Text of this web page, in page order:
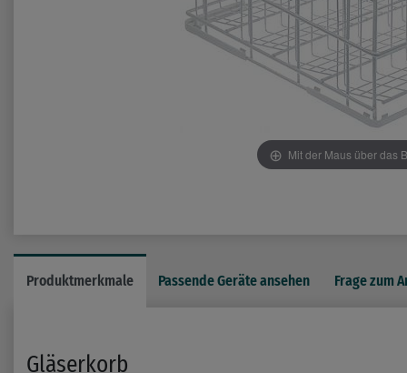
Mit der Maus über das
Produktmerkmale Passende Geräte ansehen Frage zum
Gläserkorb